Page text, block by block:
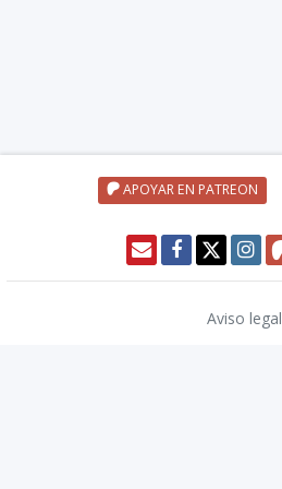
APOYAR EN PATREON
Aviso legal